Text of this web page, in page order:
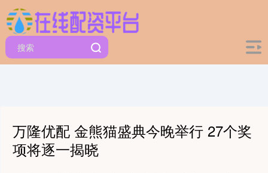
万隆优配 金熊猫盛典今晚举行 27个奖
项将逐一揭晓